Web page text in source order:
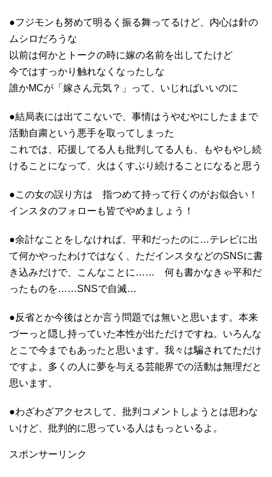
●フジモンも努めて明るく振る舞ってるけど、内心は針の
ムシロだろうな
以前は何かとトークの時に嫁の名前を出してたけど
今ではすっかり触れなくなったしな
誰かMCが「嫁さん元気？」って、いじればいいのに
●結局表には出てこないで、事情はうやむやにしたままで
活動自粛という悪手を取ってしまった
これでは、応援してる人も批判してる人も、もやもやし続
けることになって、火はくすぶり続けることになると思う
●この女の誤り方は 指つめて持って行くのがお似合い！
インスタのフォローも皆でやめましょう！
●余計なことをしなければ、平和だったのに…テレビに出
て何かやったわけではなく、ただインスタなどのSNSに書
き込みだけで、こんなことに…… 何も書かなきゃ平和だ
ったものを……SNSで自滅…
●反省とか今後はとか言う問題では無いと思います。本来
づーっと隠し持っていた本性が出ただけですね。いろんな
とこで今までもあったと思います。我々は騙されてただけ
ですよ。多くの人に夢を与える芸能界での活動は無理だと
思います。
●わざわざアクセスして、批判コメントしようとは思わな
いけど、批判的に思っている人はもっといるよ。
スポンサーリンク